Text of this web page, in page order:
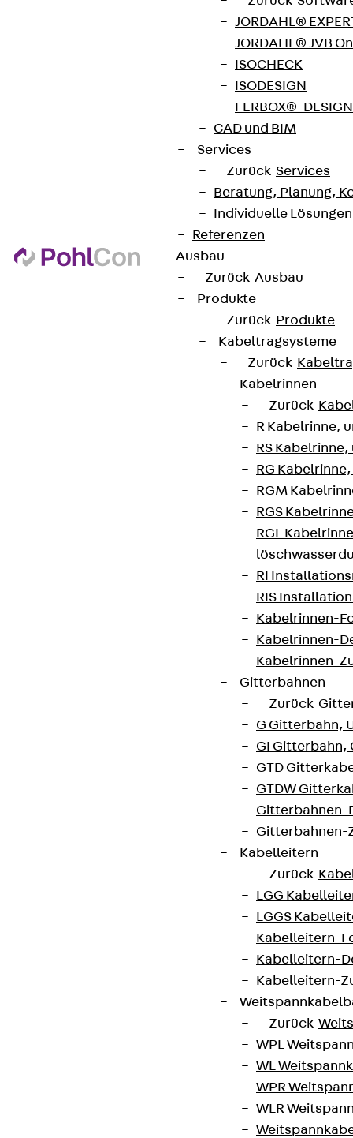
JORDAHL®
JORDAHL® JVB
ISOCHECK
ISODESIGN
FERBOX®-
CAD und BIM
Services
Zurück Services
Beratung, Planung,
Individuelle Lösungen
Referenzen
Ausbau
Zurück Ausbau
Produkte
Zurück Produkte
Kabeltragsysteme
Zurück
Kabelrinnen
Zurück
R Kabelrinne,
RS
RG
RGM
RGS
RGL
RI
RIS
Kabelrinnen-
Kabelrinnen-
Kabelrinnen-
Gitterbahnen
Zurück
G Gitterbahn,
GI Gitterbahn,
GTD
GTDW
Gitterbahnen-
Gitterbahnen-
Kabelleitern
Zurück
LGG
LGGS
Kabelleitern-
Kabelleitern-
Kabelleitern-
Zurück
WPL
WL
WPR
WLR